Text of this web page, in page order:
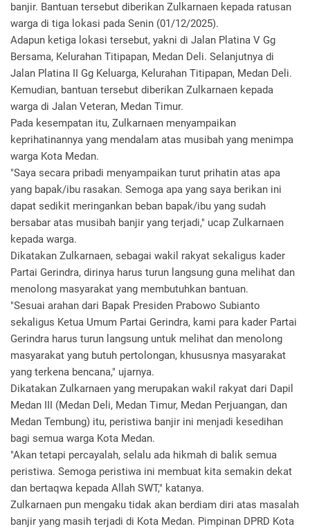
banjir. Bantuan tersebut diberikan Zulkarnaen kepada ratusan
warga di tiga lokasi pada Senin (01/12/2025).
Adapun ketiga lokasi tersebut, yakni di Jalan Platina V Gg
Bersama, Kelurahan Titipapan, Medan Deli. Selanjutnya di
Jalan Platina II Gg Keluarga, Kelurahan Titipapan, Medan Deli.
Kemudian, bantuan tersebut diberikan Zulkarnaen kepada
warga di Jalan Veteran, Medan Timur.
Pada kesempatan itu, Zulkarnaen menyampaikan
keprihatinannya yang mendalam atas musibah yang menimpa
warga Kota Medan.
"Saya secara pribadi menyampaikan turut prihatin atas apa
yang bapak/ibu rasakan. Semoga apa yang saya berikan ini
dapat sedikit meringankan beban bapak/ibu yang sudah
bersabar atas musibah banjir yang terjadi," ucap Zulkarnaen
kepada warga.
Dikatakan Zulkarnaen, sebagai wakil rakyat sekaligus kader
Partai Gerindra, dirinya harus turun langsung guna melihat dan
menolong masyarakat yang membutuhkan bantuan.
"Sesuai arahan dari Bapak Presiden Prabowo Subianto
sekaligus Ketua Umum Partai Gerindra, kami para kader Partai
Gerindra harus turun langsung untuk melihat dan menolong
masyarakat yang butuh pertolongan, khususnya masyarakat
yang terkena bencana," ujarnya.
Dikatakan Zulkarnaen yang merupakan wakil rakyat dari Dapil
Medan III (Medan Deli, Medan Timur, Medan Perjuangan, dan
Medan Tembung) itu, peristiwa banjir ini menjadi kesedihan
bagi semua warga Kota Medan.
"Akan tetapi percayalah, selalu ada hikmah di balik semua
peristiwa. Semoga peristiwa ini membuat kita semakin dekat
dan bertaqwa kepada Allah SWT," katanya.
Zulkarnaen pun mengaku tidak akan berdiam diri atas masalah
banjir yang masih terjadi di Kota Medan. Pimpinan DPRD Kota